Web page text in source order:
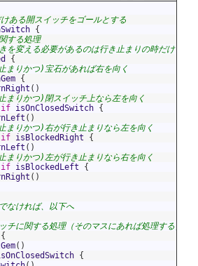
ある開スイッチをゴールとする
{
する処理
を変える必要があるのは行き止まりの時だけ
{
りかつ)宝石があれば右を向く
{
( )
りかつ)閉スイッチ上なら左を向く
if isOnClosedSwitch {
( )
りかつ)右が行き止まりなら左を向く
if isBlockedRight
{
( )
りかつ)左が行き止まりなら右を向く
if isBlockedLeft
{
( )
なければ、以下へ
に関する処理（そのマスにあれば処理する）
{
( )
{